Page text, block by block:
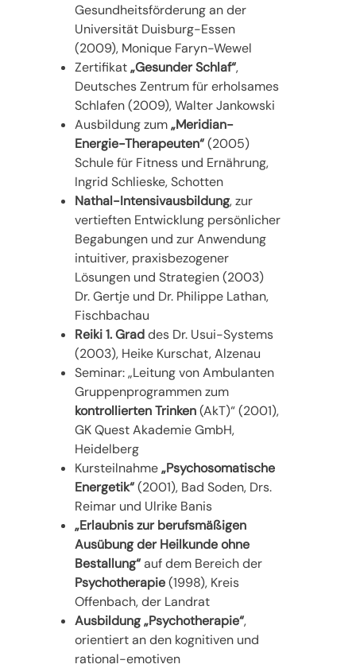
Gesundheitsförderung an der
Universität Duisburg-Essen
(2009), Monique Faryn-Wewel
Zertifikat„Gesunder Schlaf“,
Deutsches Zentrum für erholsames
Schlafen (2009), Walter Jankowski
Ausbildung zum„Meridian-
Energie-Therapeuten“(2005)
Schule für Fitness und Ernährung,
Ingrid Schlieske, Schotten
Nathal-Intensivausbildung, zur
vertieften Entwicklung persönlicher
Begabungen und zur Anwendung
intuitiver, praxisbezogener
Lösungen und Strategien (2003)
Dr. Gertje und Dr. Philippe Lathan,
Fischbachau
Reiki 1. Graddes Dr. Usui-Systems
(2003), Heike Kurschat, Alzenau
Seminar: „Leitung von Ambulanten
Gruppenprogrammen zum
kontrolliertenTrinken(AkT)“ (2001),
GK Quest Akademie GmbH,
Heidelberg
Kursteilnahme„Psychosomatische
Energetik“(2001), Bad Soden, Drs.
Reimar und Ulrike Banis
„Erlaubnis zur berufsmäßigen
Ausübung der Heilkunde ohne
Bestallung“auf dem Bereich der
Psychotherapie(1998), Kreis
Offenbach, der Landrat
Ausbildung „Psychotherapie“,
orientiert an den kognitiven und
rational-emotiven